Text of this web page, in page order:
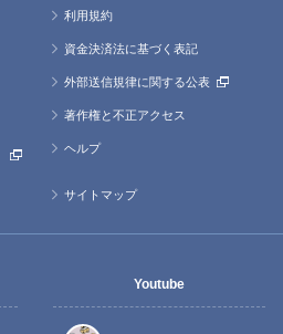
利用規約
資金決済法に基づく表記
外部送信規律に関する公表
著作権と不正アクセス
ヘルプ
サイトマップ
Youtube